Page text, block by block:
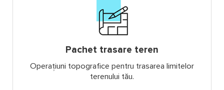
Pachet trasare teren
Operațiuni topografice pentru trasarea limitelor
terenului tău.